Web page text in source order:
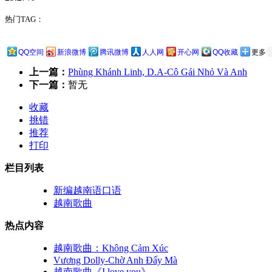
热门TAG：
QQ空间 新浪微博 腾讯微博 人人网 开心网 QQ收藏 更多
上一篇： Phùng Khánh Linh, D.A-Cô Gái Nhỏ Và Anh
下一篇： 暂无
收藏
挑错
推荐
打印
栏目列表
新编越南语口语
越南歌曲
热点内容
越南歌曲：Không Cảm Xúc
Vương Dolly-Chờ Anh Đấy Mà